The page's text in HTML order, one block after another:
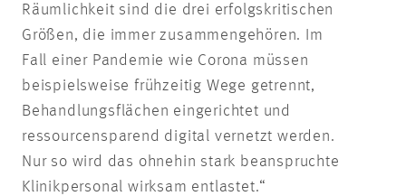
Räumlichkeit sind die drei erfolgskritischen
Größen, die immer zusammengehören. Im
Fall einer Pandemie wie Corona müssen
beispielsweise frühzeitig Wege getrennt,
Behandlungsflächen eingerichtet und
ressourcensparend digital vernetzt werden.
Nur so wird das ohnehin stark beanspruchte
Klinikpersonal wirksam entlastet.“